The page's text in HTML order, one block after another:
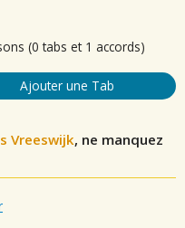
(0 tabs et 1 accords)
Ajouter une Tab
Vreeswijk, ne manquez